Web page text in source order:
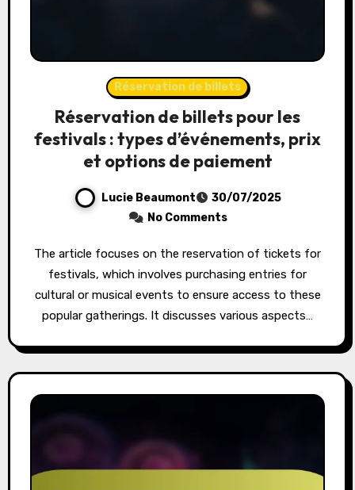
Réservation de billets
Réservation de billets pour les
festivals : types d’événements, prix
et options de paiement
Lucie Beaumont
30/07/2025
No Comments
The article focuses on the reservation of tickets for
festivals, which involves purchasing entries for
cultural or musical events to ensure access to these
popular gatherings. It discusses various aspects…